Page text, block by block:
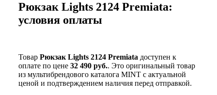
Рюкзак Lights 2124 Premiata:
условия оплаты
Товар Рюкзак Lights 2124 Premiata доступен к
оплате по цене 32 490 руб.. Это оригинальный товар
из мультибрендового каталога MINT с актуальной
ценой и подтверждением наличия перед отправкой.